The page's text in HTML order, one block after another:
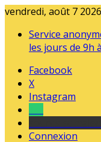
vendredi, août 7 2026
Service
les jours de 9h
Facebook
X
Instagram
Connexion